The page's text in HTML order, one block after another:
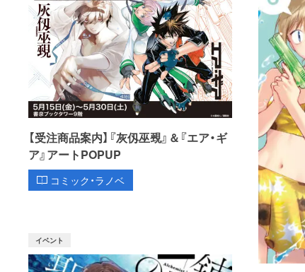
【受注商品案内】『灰仭巫覡』＆『エア・ギ
ア』アートPOPUP
コミック・ラノベ
イベント